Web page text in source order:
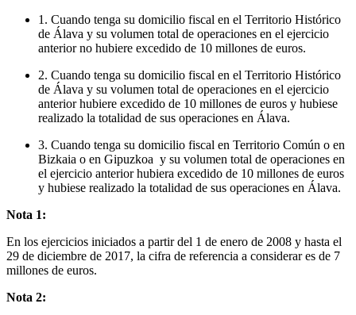
1. Cuando tenga su domicilio fiscal en el Territorio Histórico
de Álava y su volumen total de operaciones en el ejercicio
anterior no hubiere excedido de 10 millones de euros.
2. Cuando tenga su domicilio fiscal en el Territorio Histórico
de Álava y su volumen total de operaciones en el ejercicio
anterior hubiere excedido de 10 millones de euros y hubiese
realizado la totalidad de sus operaciones en Álava.
3. Cuando tenga su domicilio fiscal en Territorio Común o en
Bizkaia o en Gipuzkoa y su volumen total de operaciones en
el ejercicio anterior hubiera excedido de 10 millones de euros
y hubiese realizado la totalidad de sus operaciones en Álava.
Nota 1:
En los ejercicios iniciados a partir del 1 de enero de 2008 y hasta el
29 de diciembre de 2017, la cifra de referencia a considerar es de 7
millones de euros.
Nota 2: